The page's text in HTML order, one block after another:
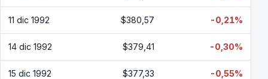
11 dic 1992 $380,57 -0,21%
14 dic 1992 $379,41 -0,30%
15 dic 1992 $377,33 -0,55%